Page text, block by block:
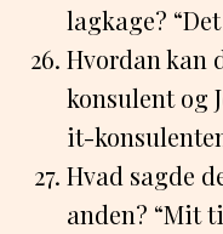
lagkage?
Hvordan kan
konsulent og
it-
Hvad sagde
anden? “Mit